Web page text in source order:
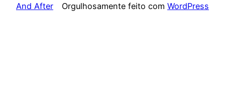
And After Orgulhosamente feito com WordPress